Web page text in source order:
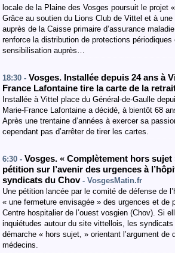
locale de la Plaine des Vosges poursuit le projet
Grâce au soutien du Lions Club de Vittel et à
auprès de la Caisse primaire d’assurance
renforce la distribution de protections
sensibilisation auprès…
18:30 - Vosges. Installée depuis 24 ans à
France Lafontaine tire la carte de la
Installée à Vittel place du Général-de-Gaulle
Marie-France Lafontaine a décidé, à bientôt 68
Après une trentaine d’années à exercer sa
cependant pas d’arrêter de tirer les cartes.
6:30 - Vosges. « Complètement hors sujet
pétition sur l’avenir des urgences à
syndicats du Chov - VosgesMatin.fr
Une pétition lancée par le comité de défense de
« une fermeture envisagée » des urgences et de
Centre hospitalier de l’ouest vosgien (Chov). Si
inquiétudes autour du site vittellois, les
démarche « hors sujet, » orientant l’argument de
médecins.